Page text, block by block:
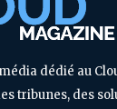
dédié au
tribunes, des